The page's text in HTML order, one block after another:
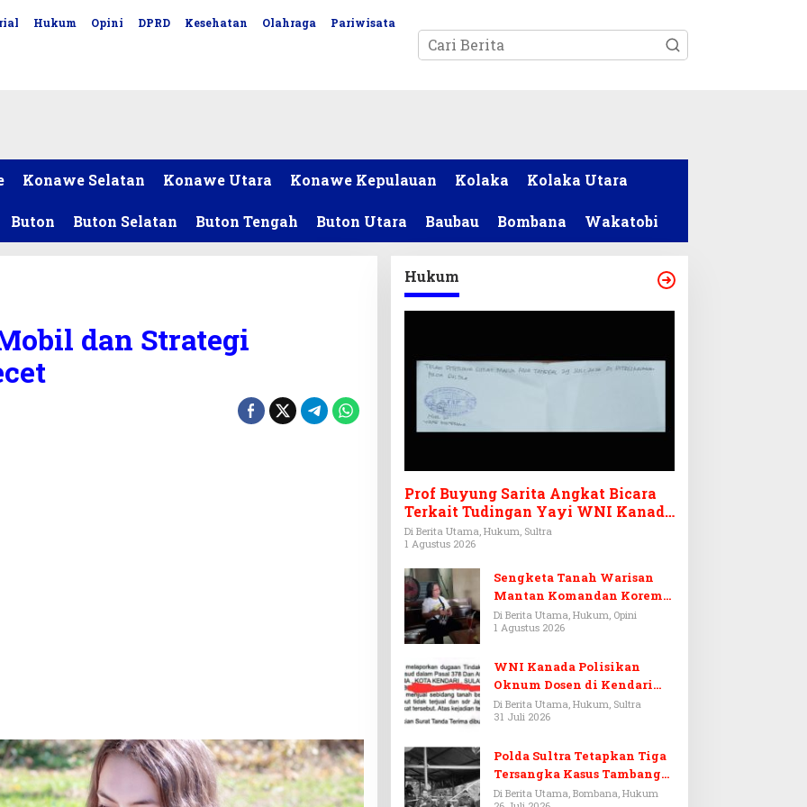
Hukum Opini DPRD Kesehatan Olahraga Pariwisata
Konawe Selatan Konawe Utara Konawe Kepulauan Kolaka Kolaka Utara
Buton Buton Selatan Buton Tengah Buton Utara Baubau Bombana Wakatobi
dan Strategi
Hukum
Prof Buyung Sarita Angkat Bicara
Terkait Tudingan Yayi WNI Kanada
Ditagih Utang Rp3,6 Miliar
Di Berita Utama, Hukum, Sultra
1 Agustus 2026
Sengketa Tanah Warisan
Mantan Komandan Korem
143/HO, Ketika Warisan
Menjadi Arena Pemerasan
Di Berita Utama, Hukum, Opini
1 Agustus 2026
WNI Kanada Polisikan
Oknum Dosen di Kendari
Terkait Aset Puluhan Miliar
Di Berita Utama, Hukum, Sultra
31 Juli 2026
Polda Sultra Tetapkan Tiga
Tersangka Kasus Tambang
Emas Ilegal di Bombana
Di Berita Utama, Bombana, Hukum